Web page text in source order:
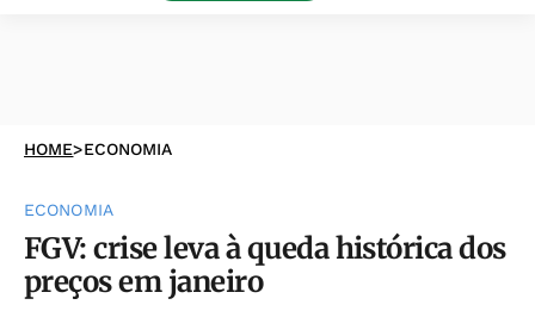
HOME>ECONOMIA
ECONOMIA
FGV: crise leva à queda histórica dos
preços em janeiro